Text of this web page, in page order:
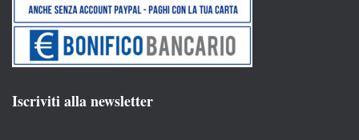
Iscriviti alla newsletter